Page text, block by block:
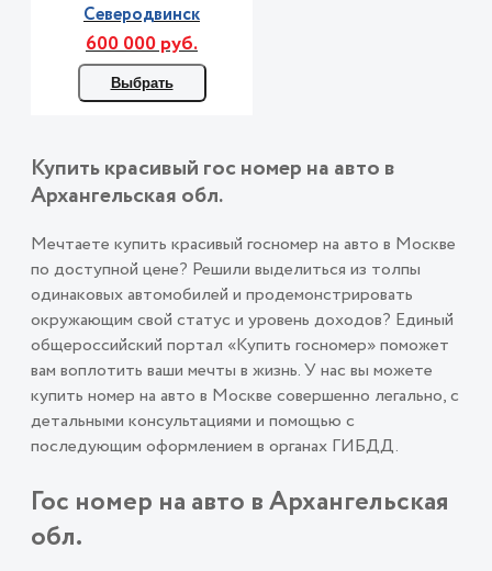
Северодвинск
600 000 руб.
Выбрать
Купить красивый гос номер на авто в
Архангельская обл.
Мечтаете купить красивый госномер на авто в Москве
по доступной цене? Решили выделиться из толпы
одинаковых автомобилей и продемонстрировать
окружающим свой статус и уровень доходов? Единый
общероссийский портал «Купить госномер» поможет
вам воплотить ваши мечты в жизнь. У нас вы можете
купить номер на авто в Москве совершенно легально, с
детальными консультациями и помощью с
последующим оформлением в органах ГИБДД.
Гос номер на авто в Архангельская
обл.